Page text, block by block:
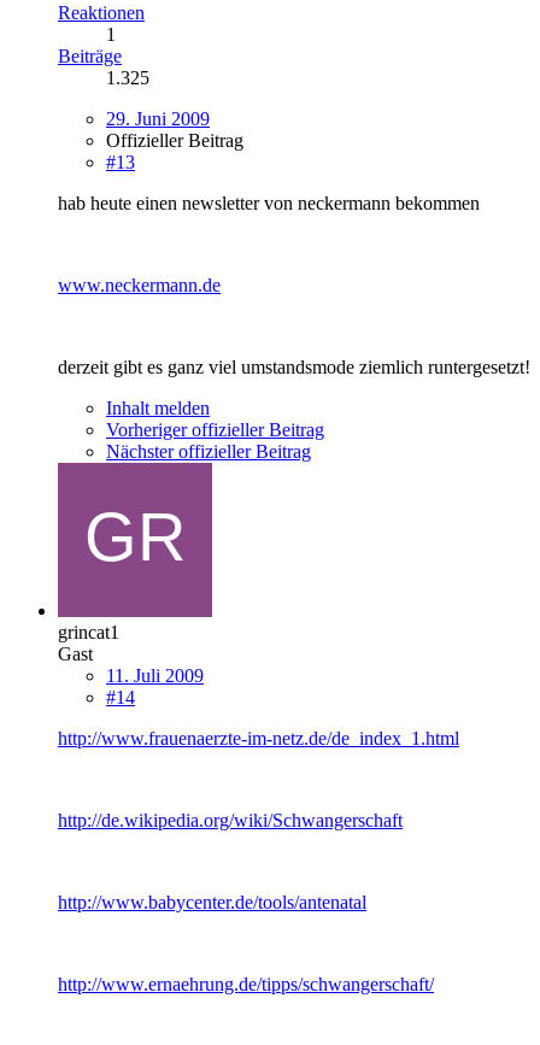
Reaktionen
1
Beiträge
1.325
29. Juni 2009
Offizieller Beitrag
#13
hab heute einen newsletter von neckermann bekommen
www.neckermann.de
derzeit gibt es ganz viel umstandsmode ziemlich runtergesetzt!
Inhalt melden
Vorheriger offizieller Beitrag
Nächster offizieller Beitrag
grincat1
Gast
11. Juli 2009
#14
http://www.frauenaerzte-im-netz.de/de_index_1.html
http://de.wikipedia.org/wiki/Schwangerschaft
http://www.babycenter.de/tools/antenatal
http://www.ernaehrung.de/tipps/schwangerschaft/